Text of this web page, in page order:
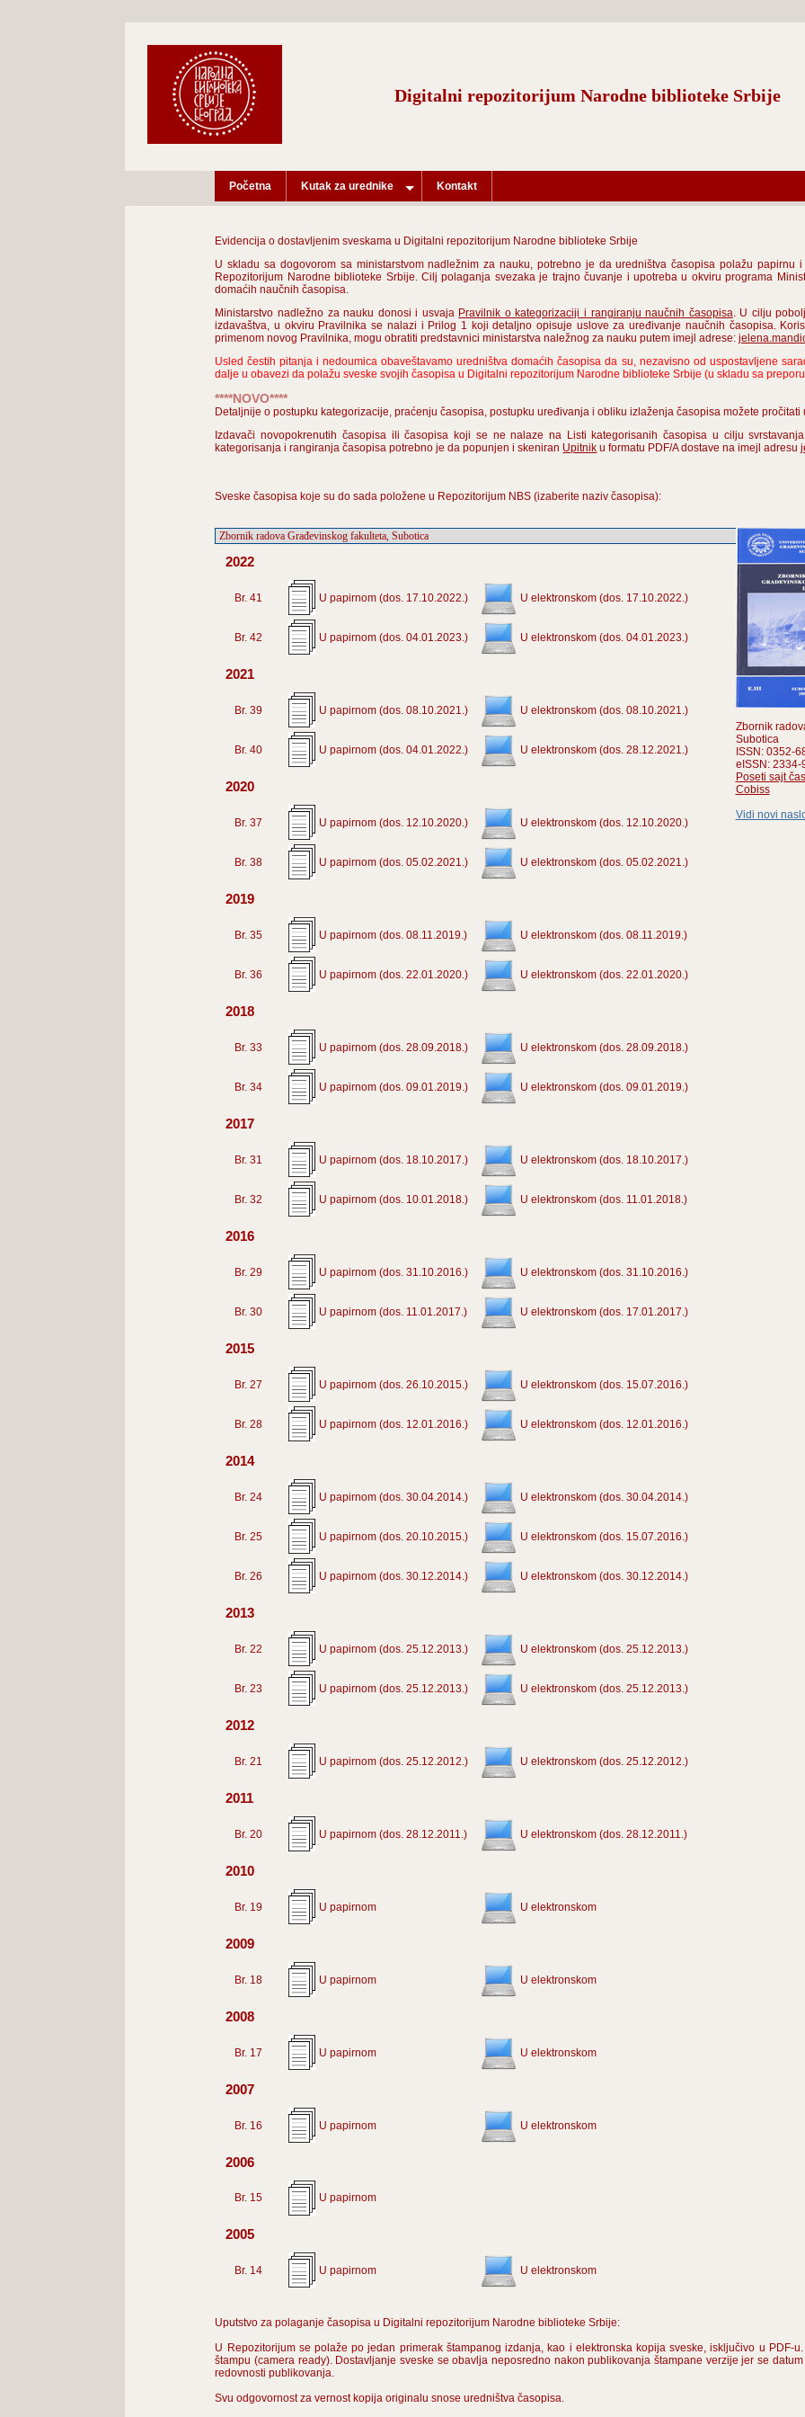
Digitalni repozitorijum Narodne biblioteke Srbije
Početna Kutak za urednike Kontakt
Evidencija o dostavljenim sveskama u Digitalni repozitorijum Narodne biblioteke Srbije
U skladu sa dogovorom sa ministarstvom nadležnim za nauku, potrebno je da uredništva časopisa polažu papirnu
Repozitorijum Narodne biblioteke Srbije. Cilj polaganja svezaka je trajno čuvanje i upotreba u okviru programa
domaćih naučnih časopisa.
Ministarstvo nadležno za nauku donosi i usvaja Pravilnik o kategorizaciji i rangiranju naučnih časopisa. U cilju
izdavaštva, u okviru Pravilnika se nalazi i Prilog 1 koji detaljno opisuje uslove za uređivanje naučnih časopisa.
primenom novog Pravilnika, mogu obratiti predstavnici ministarstva naležnog za nauku putem imejl adrese:
Usled čestih pitanja i nedoumica obaveštavamo uredništva domaćih časopisa da su, nezavisno od uspostavljene
dalje u obavezi da polažu sveske svojih časopisa u Digitalni repozitorijum Narodne biblioteke Srbije (u skladu sa
****NOVO****
Detaljnije o postupku kategorizacije, praćenju časopisa, postupku uređivanja i obliku izlaženja časopisa možete
Izdavači novopokrenutih časopisa ili časopisa koji se ne nalaze na Listi kategorisanih časopisa u cilju
kategorisanja i rangiranja časopisa potrebno je da popunjen i skeniran Upitnik u formatu PDF/A dostave na imejl adresu
Sveske časopisa koje su do sada položene u Repozitorijum NBS (izaberite naziv časopisa):
2022
Br. 41 U papirnom (dos. 17.10.2022.) U elektronskom (dos. 17.10.2022.)
Br. 42 U papirnom (dos. 04.01.2023.) U elektronskom (dos. 04.01.2023.)
2021
Br. 39 U papirnom (dos. 08.10.2021.) U elektronskom (dos. 08.10.2021.)
Br. 40 U papirnom (dos. 04.01.2022.) U elektronskom (dos. 28.12.2021.)
2020
Br. 37 U papirnom (dos. 12.10.2020.) U elektronskom (dos. 12.10.2020.)
Br. 38 U papirnom (dos. 05.02.2021.) U elektronskom (dos. 05.02.2021.)
2019
Br. 35 U papirnom (dos. 08.11.2019.) U elektronskom (dos. 08.11.2019.)
Br. 36 U papirnom (dos. 22.01.2020.) U elektronskom (dos. 22.01.2020.)
2018
Br. 33 U papirnom (dos. 28.09.2018.) U elektronskom (dos. 28.09.2018.)
Br. 34 U papirnom (dos. 09.01.2019.) U elektronskom (dos. 09.01.2019.)
2017
Br. 31 U papirnom (dos. 18.10.2017.) U elektronskom (dos. 18.10.2017.)
Br. 32 U papirnom (dos. 10.01.2018.) U elektronskom (dos. 11.01.2018.)
2016
Br. 29 U papirnom (dos. 31.10.2016.) U elektronskom (dos. 31.10.2016.)
Br. 30 U papirnom (dos. 11.01.2017.) U elektronskom (dos. 17.01.2017.)
2015
Br. 27 U papirnom (dos. 26.10.2015.) U elektronskom (dos. 15.07.2016.)
Br. 28 U papirnom (dos. 12.01.2016.) U elektronskom (dos. 12.01.2016.)
2014
Br. 24 U papirnom (dos. 30.04.2014.) U elektronskom (dos. 30.04.2014.)
Br. 25 U papirnom (dos. 20.10.2015.) U elektronskom (dos. 15.07.2016.)
Br. 26 U papirnom (dos. 30.12.2014.) U elektronskom (dos. 30.12.2014.)
2013
Br. 22 U papirnom (dos. 25.12.2013.) U elektronskom (dos. 25.12.2013.)
Br. 23 U papirnom (dos. 25.12.2013.) U elektronskom (dos. 25.12.2013.)
2012
Br. 21 U papirnom (dos. 25.12.2012.) U elektronskom (dos. 25.12.2012.)
2011
Br. 20 U papirnom (dos. 28.12.2011.) U elektronskom (dos. 28.12.2011.)
2010
Br. 19 U papirnom U elektronskom
2009
Br. 18 U papirnom U elektronskom
2008
Br. 17 U papirnom U elektronskom
2007
Br. 16 U papirnom U elektronskom
2006
Br. 15 U papirnom
2005
Br. 14 U papirnom U elektronskom
Zbornik
Subotica
ISSN: 0352-
eISSN: 2334-
Poseti sajt
Cobiss
Vidi novi
Uputstvo za polaganje časopisa u Digitalni repozitorijum Narodne biblioteke Srbije:
U Repozitorijum se polaže po jedan primerak štampanog izdanja, kao i elektronska kopija sveske, isključivo u PDF-
štampu (camera ready). Dostavljanje sveske se obavlja neposredno nakon publikovanja štampane verzije jer se
redovnosti publikovanja.
Svu odgovornost za vernost kopija originalu snose uredništva časopisa.